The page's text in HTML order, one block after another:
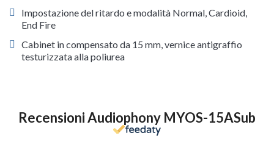
Impostazione del ritardo e modalità Normal, Cardioid,
End Fire
Cabinet in compensato da 15 mm, vernice antigraffio
testurizzata alla poliurea
Recensioni Audiophony MYOS-15ASub